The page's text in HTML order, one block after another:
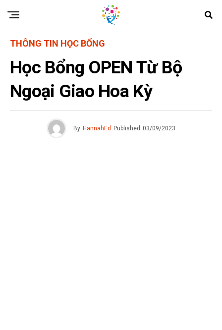
THÔNG TIN HỌC BỔNG
Học Bổng OPEN Từ Bộ
Ngoại Giao Hoa Kỳ
By HannahEd Published 03/09/2023